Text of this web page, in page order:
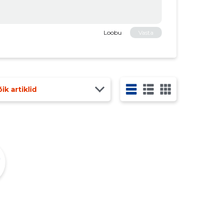
Loobu Vasta
artiklid